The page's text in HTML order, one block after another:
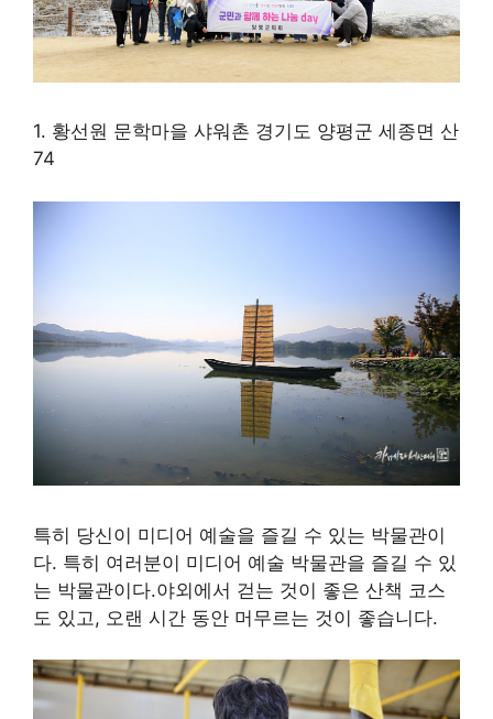
1. 황선원 문학마을 샤워촌 경기도 양평군 세종면 산
74
특히 당신이 미디어 예술을 즐길 수 있는 박물관이
다. 특히 여러분이 미디어 예술 박물관을 즐길 수 있
는 박물관이다.야외에서 걷는 것이 좋은 산책 코스
도 있고, 오랜 시간 동안 머무르는 것이 좋습니다.